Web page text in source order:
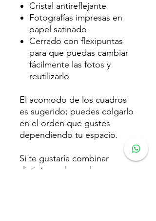
Cristal antireflejante
Fotografías impresas en
papel satinado
Cerrado con flexipuntas
para que puedas cambiar
fácilmente las fotos y
reutilizarlo
El acomodo de los cuadros
es sugerido; puedes colgarlo
en el orden que gustes
dependiendo tu espacio.
Si te gustaría combinar
distintos colores de marco en